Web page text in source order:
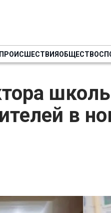
ПРОИСШЕСТВИЯОБЩЕСТВО
в